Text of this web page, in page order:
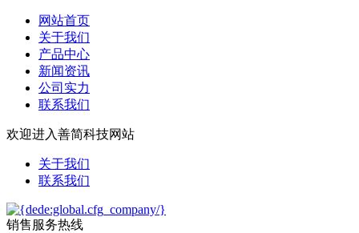
网站首页
关于我们
产品中心
新闻资讯
公司实力
联系我们
欢迎进入善简科技网站
关于我们
联系我们
销售服务热线